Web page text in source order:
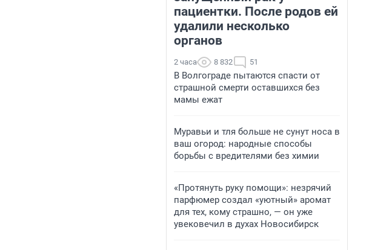
пациентки. После родов ей
удалили несколько
органов
2 часа 8 832 51
В Волгограде пытаются спасти от
страшной смерти оставшихся без
мамы ежат
Муравьи и тля больше не сунут носа в
ваш огород: народные способы
борьбы с вредителями без химии
«Протянуть руку помощи»: незрячий
парфюмер создал «уютный» аромат
для тех, кому страшно, — он уже
увековечил в духах Новосибирск